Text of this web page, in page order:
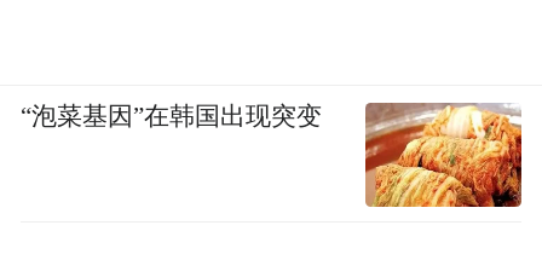
“泡菜基因”在韩国出现突变